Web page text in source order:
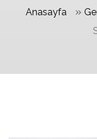
Anasayfa »